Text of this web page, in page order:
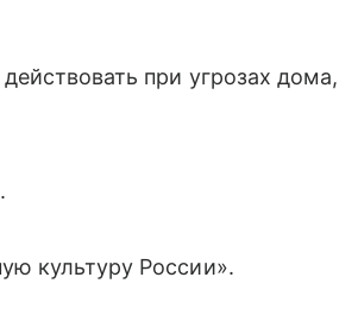
при угрозах дома,
культуру России».